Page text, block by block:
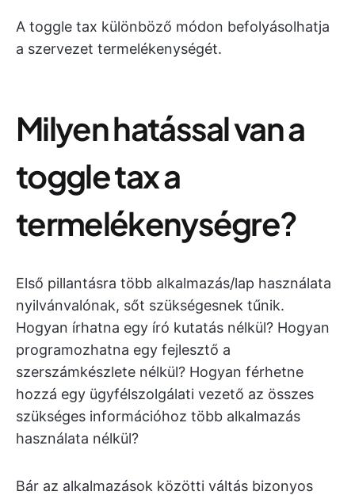
A toggle tax különböző módon befolyásolhatja
a szervezet termelékenységét.
Milyen hatással van a
toggle tax a
termelékenységre?
Első pillantásra több alkalmazás/lap használata
nyilvánvalónak, sőt szükségesnek tűnik.
Hogyan írhatna egy író kutatás nélkül? Hogyan
programozhatna egy fejlesztő a
szerszámkészlete nélkül? Hogyan férhetne
hozzá egy ügyfélszolgálati vezető az összes
szükséges információhoz több alkalmazás
használata nélkül?
Bár az alkalmazások közötti váltás bizonyos